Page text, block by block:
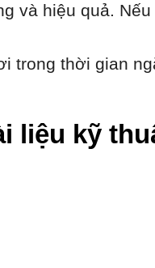
và hiệu quả.
trong thời gian
liệu kỹ